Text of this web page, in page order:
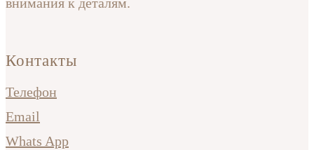
внимания к деталям.
Контакты
Телефон
Email
Whats App